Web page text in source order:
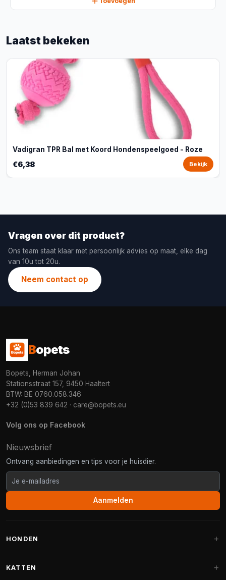
Laatst bekeken
Vadigran TPR Bal met Koord Hondenspeelgoed - Roze
€6,38 Bekijk
Vragen over dit product?
Ons team staat klaar met persoonlijk advies op maat, elke dag
van 10u tot 20u.
Neem contact op
Bopets
Bopets, Herman Johan
Stationsstraat 157, 9450 Haaltert
BTW: BE 0760.058.346
+32 (0)53 839 642 · care@bopets.eu
Volg ons op Facebook
Nieuwsbrief
Ontvang aanbiedingen en tips voor je huisdier.
Aanmelden
HONDEN
KATTEN